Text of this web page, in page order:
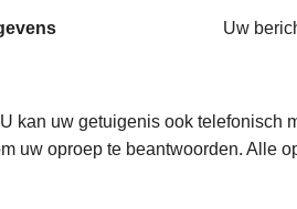
Uw
kan uw getuigenis ook
uw oproep te beantwoorden. Alle